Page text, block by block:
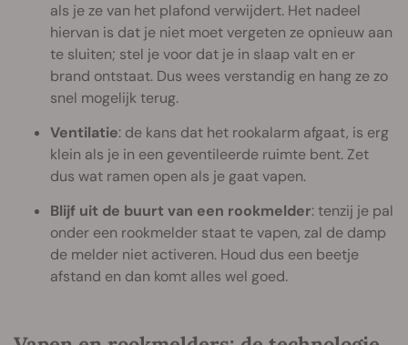
als je ze van het plafond verwijdert. Het nadeel
hiervan is dat je niet moet vergeten ze opnieuw aan
te sluiten; stel je voor dat je in slaap valt en er
brand ontstaat. Dus wees verstandig en hang ze zo
snel mogelijk terug.
Ventilatie: de kans dat het rookalarm afgaat, is erg
klein als je in een geventileerde ruimte bent. Zet
dus wat ramen open als je gaat vapen.
Blijf uit de buurt van een rookmelder: tenzij je pal
onder een rookmelder staat te vapen, zal de damp
de melder niet activeren. Houd dus een beetje
afstand en dan komt alles wel goed.